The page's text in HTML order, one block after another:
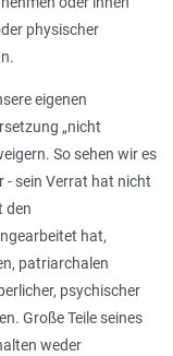
physischer
eigenen
„nicht
So sehen wir es
- sein Verrat hat nicht
den
hat,
patriarchalen
psychischer
Große Teile seines
weder